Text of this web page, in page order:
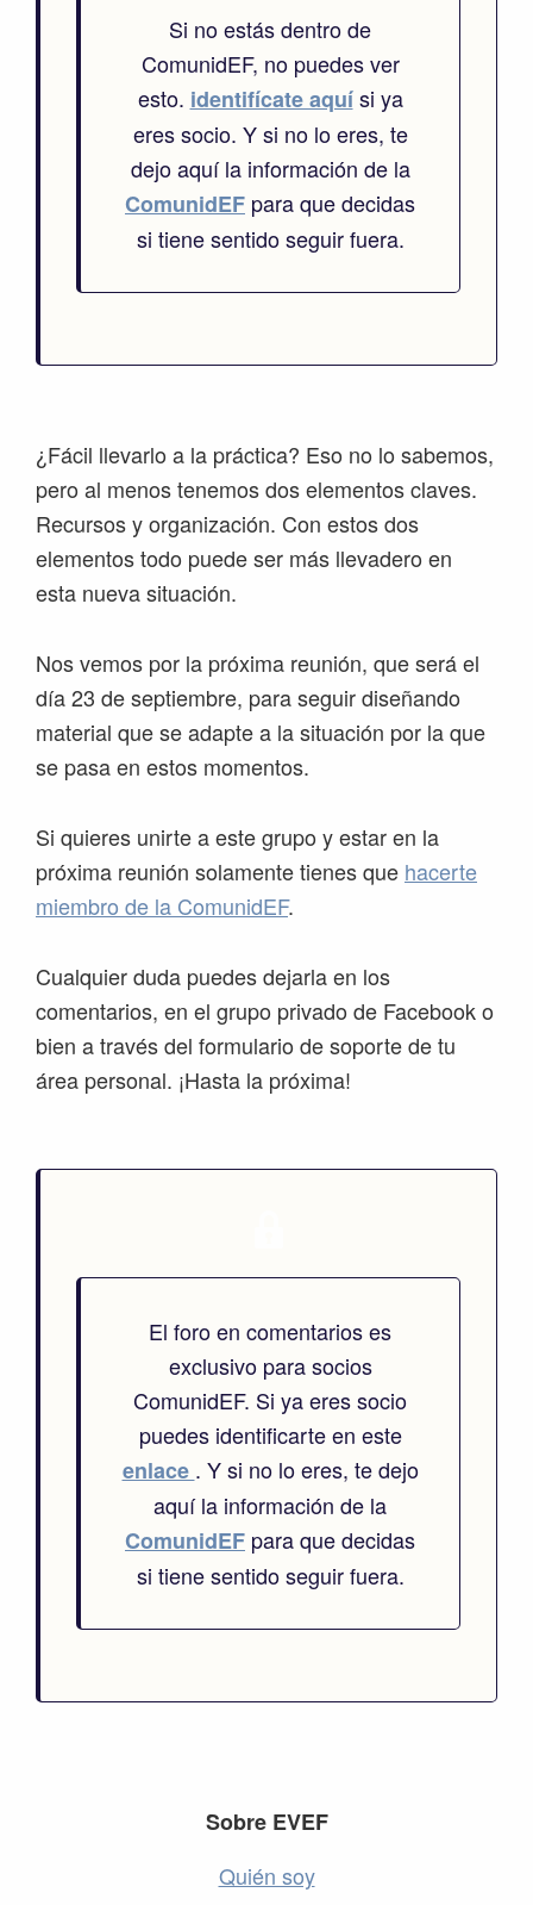
Si no estás dentro de
ComunidEF, no puedes ver
esto. identifícate aquísi ya
eres socio. Y si no lo eres, te
dejo aquí la información de la
ComunidEF para que decidas
si tiene sentido seguir fuera.
¿Fácil llevarlo a la práctica? Eso no lo sabemos,
pero al menos tenemos dos elementos claves.
Recursos y organización. Con estos dos
elementos todo puede ser más llevadero en
esta nueva situación.
Nos vemos por la próxima reunión, que será el
día 23 de septiembre, para seguir diseñando
material que se adapte a la situación por la que
se pasa en estos momentos.
Si quieres unirte a este grupo y estar en la
próxima reunión solamente tienes que hacerte
miembro de la ComunidEF.
Cualquier duda puedes dejarla en los
comentarios, en el grupo privado de Facebook o
bien a través del formulario de soporte de tu
área personal. ¡Hasta la próxima!
El foro en comentarios es
exclusivo para socios
ComunidEF. Si ya eres socio
puedes identificarte en este
enlace . Y si no lo eres, te dejo
aquí la información de la
ComunidEF para que decidas
si tiene sentido seguir fuera.
Sobre EVEF
Quién soy